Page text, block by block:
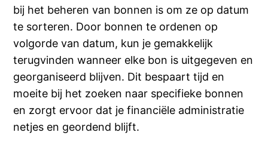
bij het beheren van bonnen is om ze op datum
te sorteren. Door bonnen te ordenen op
volgorde van datum, kun je gemakkelijk
terugvinden wanneer elke bon is uitgegeven en
georganiseerd blijven. Dit bespaart tijd en
moeite bij het zoeken naar specifieke bonnen
en zorgt ervoor dat je financiële administratie
netjes en geordend blijft.